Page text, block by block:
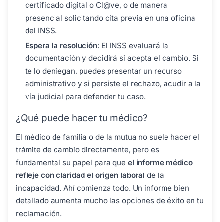
certificado digital o Cl@ve, o de manera
presencial solicitando cita previa en una oficina
del INSS.
Espera la resolución: El INSS evaluará la
documentación y decidirá si acepta el cambio. Si
te lo deniegan, puedes presentar un recurso
administrativo y si persiste el rechazo, acudir a la
vía judicial para defender tu caso.
¿Qué puede hacer tu médico?
El médico de familia o de la mutua no suele hacer el
trámite de cambio directamente, pero es
fundamental su papel para que el informe médico
refleje con claridad el origen laboral de la
incapacidad. Ahí comienza todo. Un informe bien
detallado aumenta mucho las opciones de éxito en tu
reclamación.